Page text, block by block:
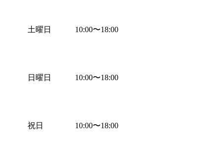
土曜日
日曜日
祝日
10:00〜18:00
10:00〜18:00
10:00〜18:00